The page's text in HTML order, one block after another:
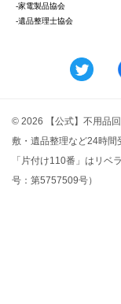
-家電製品協会
-遺品整理士協会
© 2026 【公式】不用品
敷・遺品整理など24時間
「片付け110番」はリベ
号：第5757509号）